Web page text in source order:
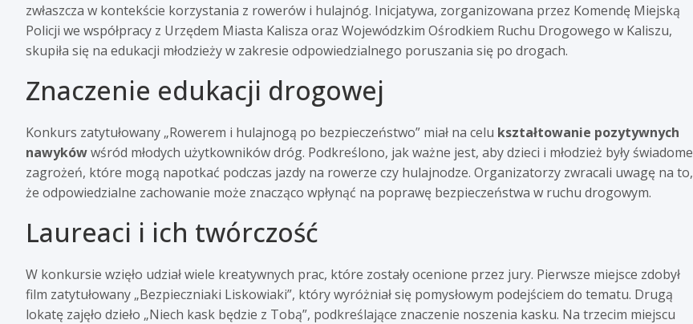
zwłaszcza w kontekście korzystania z rowerów i hulajnóg. Inicjatywa, zorganizowana przez Komendę Miejską
Policji we współpracy z Urzędem Miasta Kalisza oraz Wojewódzkim Ośrodkiem Ruchu Drogowego w Kaliszu,
skupiła się na edukacji młodzieży w zakresie odpowiedzialnego poruszania się po drogach.
Znaczenie edukacji drogowej
Konkurs zatytułowany „Rowerem i hulajnogą po bezpieczeństwo” miał na celu kształtowanie pozytywnych
nawykówwśród młodych użytkowników dróg. Podkreślono, jak ważne jest, aby dzieci i młodzież były świadome
zagrożeń, które mogą napotkać podczas jazdy na rowerze czy hulajnodze. Organizatorzy zwracali uwagę na to,
że odpowiedzialne zachowanie może znacząco wpłynąć na poprawę bezpieczeństwa w ruchu drogowym.
Laureaci i ich twórczość
W konkursie wzięło udział wiele kreatywnych prac, które zostały ocenione przez jury. Pierwsze miejsce zdobył
film zatytułowany „Bezpieczniaki Liskowiaki”, który wyróżniał się pomysłowym podejściem do tematu. Drugą
lokatę zajęło dzieło „Niech kask będzie z Tobą”, podkreślające znaczenie noszenia kasku. Na trzecim miejscu